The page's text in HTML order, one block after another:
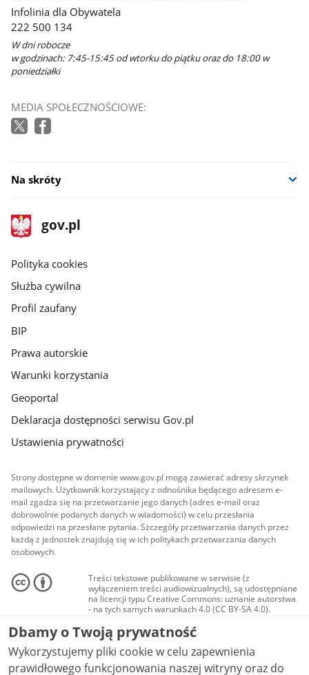
Infolinia dla Obywatela
222 500 134
W dni robocze
w godzinach: 7:45-15:45 od wtorku do piątku oraz do 18:00 w
poniedziałki
MEDIA SPOŁECZNOŚCIOWE:
Na skróty
stopka
gov.pl
Strona
gov.pl
gov.pl
Polityka cookies
Służba cywilna
Profil zaufany
BIP
Prawa autorskie
Warunki korzystania
Geoportal
Deklaracja dostępności serwisu Gov.pl
Ustawienia prywatności
Strony dostępne w domenie www.gov.pl mogą zawierać adresy skrzynek
mailowych. Użytkownik korzystający z odnośnika będącego adresem e-
mail zgadza się na przetwarzanie jego danych (adres e-mail oraz
dobrowolnie podanych danych w wiadomości) w celu przesłania
odpowiedzi na przesłane pytania. Szczegóły przetwarzania danych przez
każdą z jednostek znajdują się w ich politykach przetwarzania danych
osobowych.
Treści tekstowe publikowane w serwisie (z
wyłączeniem treści audiowizualnych), są udostępniane
na licencji typu Creative Commons: uznanie autorstwa
- na tych samych warunkach 4.0 (CC BY-SA 4.0).
Materiały audiowizualne, w tym zdjęcia, materiały
audio i wideo, są udostępniane na licencji typu
Creative Commons: uznanie autorstwa użycie
niekomercyjne - bez utworów zależnych 4.0 (CC BY-
NC-ND 4.0), o ile nie jest to stwierdzone inaczej.
Dbamy o Twoją prywatność
Wykorzystujemy pliki cookie w celu zapewnienia
prawidłowego funkcjonowania naszej witryny oraz do